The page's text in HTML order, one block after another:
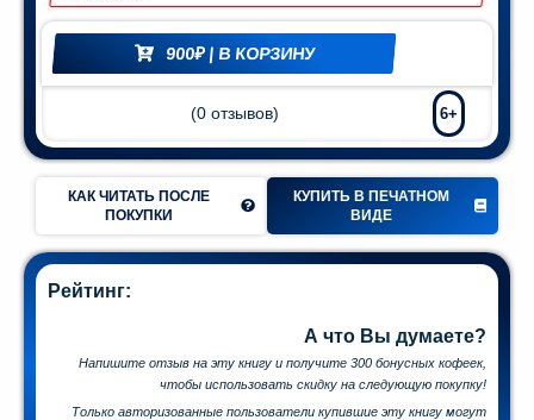
900₽| В КОРЗИНУ
(0 отзывов) 6+
КАК ЧИТАТЬ ПОСЛЕ
ПОКУПКИ
КУПИТЬ В ПЕЧАТНОМ
ВИДЕ
Рейтинг:
А что Вы думаете?
Напишите отзыв на эту книгу и получите 300 бонусных кофеек,
чтобы использовать скидку на следующую покупку!
Только авторизованные пользователи купившие эту книгу могут